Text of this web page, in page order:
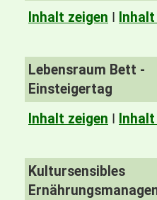
Inhalt zeigen I
Lebensraum Bett -
Einsteigertag
Inhalt zeigen I
Kultursensibles